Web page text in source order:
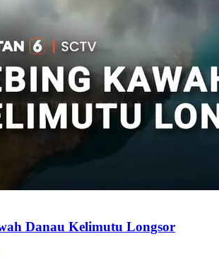
Danau Kelimutu Longsor